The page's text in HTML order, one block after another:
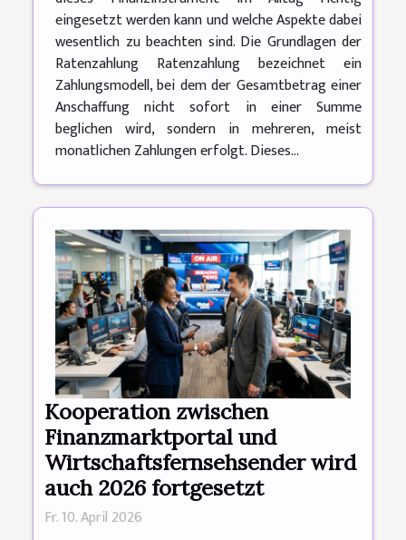
eingesetzt werden kann und welche Aspekte dabei
wesentlich zu beachten sind. Die Grundlagen der
Ratenzahlung Ratenzahlung bezeichnet ein
Zahlungsmodell, bei dem der Gesamtbetrag einer
Anschaffung nicht sofort in einer Summe
beglichen wird, sondern in mehreren, meist
monatlichen Zahlungen erfolgt. Dieses...
Kooperation zwischen
Finanzmarktportal und
Wirtschaftsfernsehsender wird
auch 2026 fortgesetzt
Fr. 10. April 2026